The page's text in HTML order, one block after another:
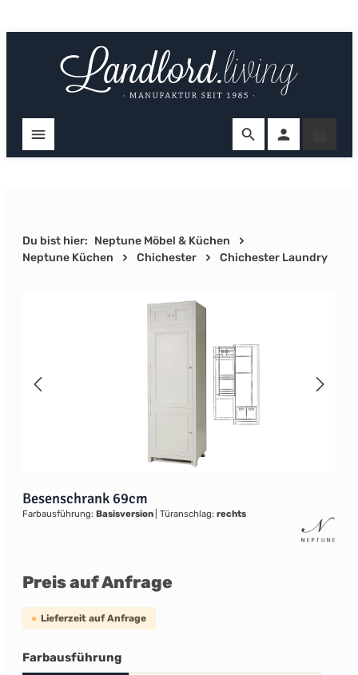
Du bist hier: Neptune Möbel & Küchen
Neptune Küchen
Chichester Chichester Laundry
Bildergalerie überspringen
Besenschrank 69cm
Farbausführung: Basisversion Türanschlag: rechts
Preis auf Anfrage
Lieferzeit auf Anfrage
Farbausführungauswählen